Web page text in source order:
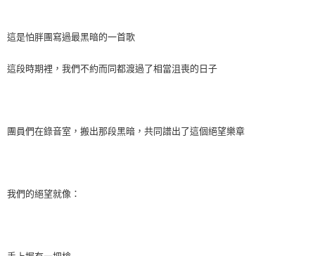
這是怕胖團寫過最黑暗的一首歌
這段時期裡，我們不約而同都渡過了相當沮喪的日子
團員們在錄音室，搬出那段黑暗，共同譜出了這個絕望樂章
我們的絕望就像：